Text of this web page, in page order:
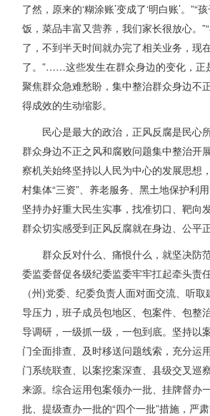
了然，原来的‘糊涂账’变成了‘明白账’。”“
饭，菜品丰富又营养，我们家长很放心。
了，不到半天时间就办完了相关业务，现
了。”……这些发生在群众身边的变化，正
聚焦群众急难愁盼，集中整治群众身边不
得成效的生动缩影。
民心是最大的政治，正风反腐是民心
群众身边不正之风和腐败问题集中整治开
察机关始终坚持以人民为中心的发展思想
村集体“三资”、养老服务、黑土地保护利
坚持办好重大民生实事，找准切口、靶向
群众切实感受到正风反腐就在身边、公平
群众反对什么、痛恨什么，就坚决防
委监委督促各级纪委监委牢牢扛起牵头责
（州)党委、纪委负责人面对面交流、听
导压力，班子成员包地区、包案件、包整
导调研，一级抓一级，一包到底。坚持以
门全面排查、及时移送问题线索，充分运
门系统联查、以案挖案深查、县级交叉巡
来源。综合运用包案领办一批、挂牌督办
批、提级查办一批的“四个一批”措施，严